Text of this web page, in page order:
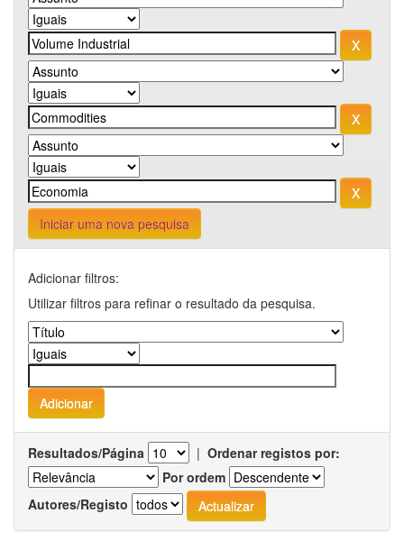
Iniciar uma nova pesquisa
Adicionar filtros:
Utilizar filtros para refinar o resultado da pesquisa.
Resultados/Página | Ordenar registos por:
Por ordem
Autores/Registo